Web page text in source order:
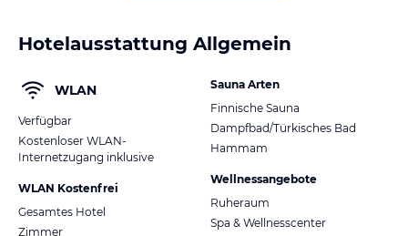
Hotelausstattung Allgemein
WLAN
Verfügbar
Kostenloser WLAN-
Internetzugang inklusive
WLAN Kostenfrei
Gesamtes Hotel
Zimmer
Sauna Arten
Finnische Sauna
Dampfbad/Türkisches Bad
Hammam
Wellnessangebote
Ruheraum
Spa & Wellnesscenter